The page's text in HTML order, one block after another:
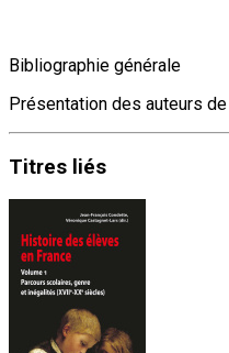
Bibliographie générale
Présentation des auteurs de
Titres liés